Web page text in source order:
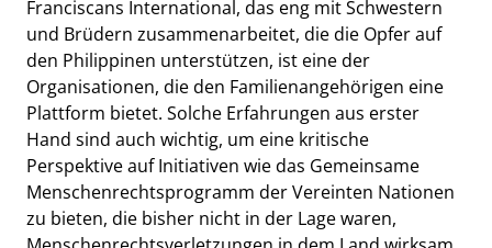
Franciscans International, das eng mit Schwestern
und Brüdern zusammenarbeitet, die die Opfer auf
den Philippinen unterstützen, ist eine der
Organisationen, die den Familienangehörigen eine
Plattform bietet. Solche Erfahrungen aus erster
Hand sind auch wichtig, um eine kritische
Perspektive auf Initiativen wie das Gemeinsame
Menschenrechtsprogramm der Vereinten Nationen
zu bieten, die bisher nicht in der Lage waren,